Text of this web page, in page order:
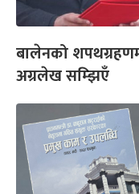
बालेनको
अग्रलेख सम्झिएँ